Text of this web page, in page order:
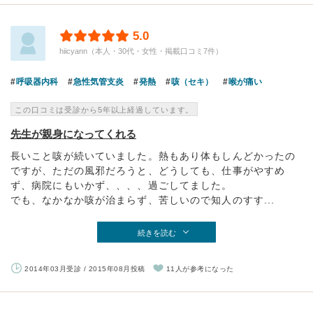
5.0
hiicyann（本人・30代・女性・掲載口コミ7件）
呼吸器内科 急性気管支炎 発熱 咳（セキ） 喉が痛い
この口コミは受診から5年以上経過しています。
先生が親身になってくれる
長いこと咳が続いていました。熱もあり体もしんどかったの
ですが、ただの風邪だろうと、どうしても、仕事がやすめ
ず、病院にもいかず、、、、過ごしてました。
でも、なかなか咳が治まらず、苦しいので知人のすす...
続きを読む
2014年03月受診 / 2015年08月投稿 11人が参考になった